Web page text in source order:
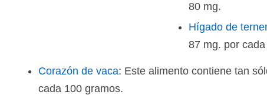
80 mg.
Hígado de
87 mg. por
Corazón de vaca: Este alimento contiene tan
cada 100 gramos.